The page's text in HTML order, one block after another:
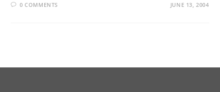
0 COMMENTS JUNE 13, 2004